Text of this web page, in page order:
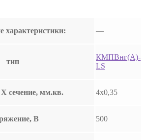
характеристики: —
тип
КМПВнг(А)-
LS
сечение, мм.кв. 4х0,35
В 500